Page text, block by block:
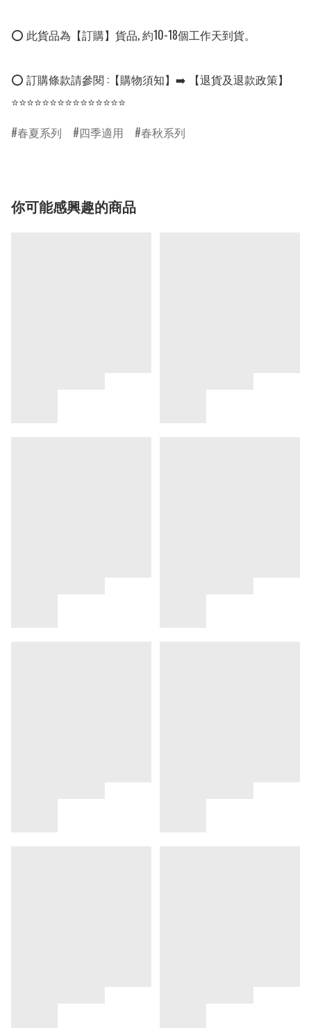
⭕ 此貨品為【訂購】貨品, 約10-18個工作天到貨。
⭕ 訂購條款請參閱 :【購物須知】➡️ 【退貨及退款政策】
⭐⭐⭐⭐⭐⭐⭐⭐⭐⭐⭐⭐⭐⭐⭐
春夏系列
四季適用 春秋系列
你可能感興趣的商品